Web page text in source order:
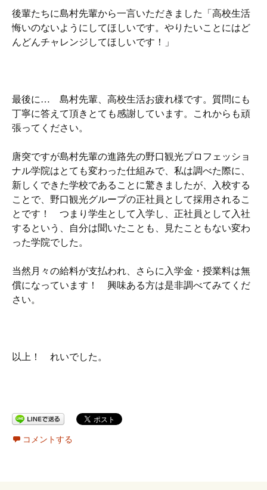
後輩たちに島村先輩から一言いただきました「高校生活
悔いのないようにしてほしいです。やりたいことにはど
んどんチャレンジしてほしいです！」
最後に… 島村先輩、高校生活お疲れ様です。質問にも
丁寧に答えて頂きとても感謝しています。これからも頑
張ってください。
唐突ですが島村先輩の進路先の野口観光プロフェッショ
ナル学院はとても変わった仕組みで、私は調べた際に、
新しくできた学校であることに驚きましたが、入校する
ことで、野口観光グループの正社員として採用されるこ
とです！ つまり学生として入学し、正社員として入社
するという、自分は聞いたことも、見たこともない変わ
った学院でした。
当然月々の給料が支払われ、さらに入学金・授業料は無
償になっています！ 興味ある方は是非調べてみてくだ
さい。
以上！ れいでした。
コメントする